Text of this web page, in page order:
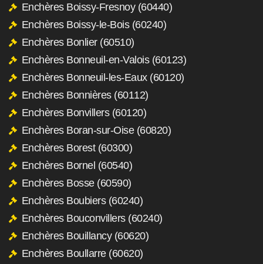
Enchères Boissy-Fresnoy (60440)
Enchères Boissy-le-Bois (60240)
Enchères Bonlier (60510)
Enchères Bonneuil-en-Valois (60123)
Enchères Bonneuil-les-Eaux (60120)
Enchères Bonnières (60112)
Enchères Bonvillers (60120)
Enchères Boran-sur-Oise (60820)
Enchères Borest (60300)
Enchères Bornel (60540)
Enchères Bosse (60590)
Enchères Boubiers (60240)
Enchères Bouconvillers (60240)
Enchères Bouillancy (60620)
Enchères Boullarre (60620)